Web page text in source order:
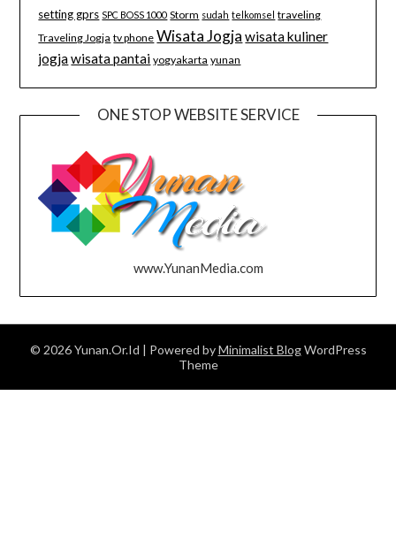
setting gprs SPC BOSS 1000 Storm sudah telkomsel traveling
Traveling Jogja tv phone Wisata Jogja wisata kuliner
jogjawisata pantai yogyakarta yunan
ONE STOP WEBSITE SERVICE
www.YunanMedia.com
© 2026 Yunan.Or.Id | Powered byMinimalist BlogWordPress
Theme